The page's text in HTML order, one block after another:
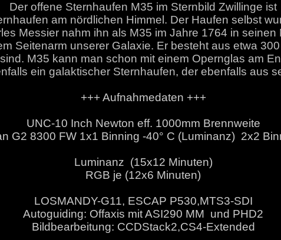
Der offene Sternhaufen M35 im Sternbild Zwillinge ist
am nördlichen Himmel. Der Haufen selbst
Messier nahm ihn als M35 im Jahre 1764 in
Seitenarm unserer Galaxie. Er besteht aus etwa
M35 kann man schon mit einem Opernglas am
ein galaktischer Sternhaufen, der ebenfalls aus
+++ Aufnahmedaten +++
UNC-10 Inch Newton eff. 1000mm Brennweite
G2 8300 FW 1x1 Binning -40° C (Luminanz) 2x2
Luminanz (15x12 Minuten)
RGB je (12x6 Minuten)
LOSMANDY-G11, ESCAP P530,MTS3-SDI
Autoguiding: Offaxis mit ASI290 MM und PHD2
Bildbearbeitung: CCDStack2,CS4-Extended